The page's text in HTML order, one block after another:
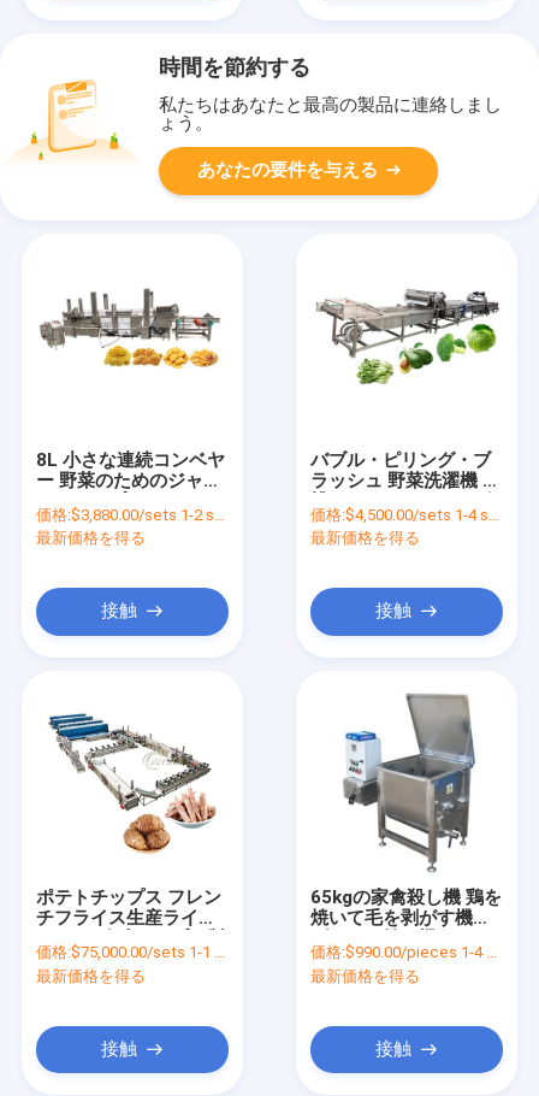
時間を節約する
私たちはあなたと最高の製品に連絡しまし
ょう。
あなたの要件を与える
8L 小さな連続コンベヤ
ー 野菜のためのジャガ
ーマシン
価格:$3,880.00/sets 1-2 sets
最新価格を得る
接触
バブル・ピリング・ブ
ラッシュ 野菜洗濯機 胡
価格:$4,500.00/sets 1-4 sets
最新価格を得る
接触
ポテトチップス フレン
チフライス生産ライン
造機
価格:$75,000.00/sets 1-1 sets
最新価格を得る
接触
65kgの家禽殺し機 鶏を
焼いて毛を剥がす機械
価格:$990.00/pieces 1-4 pieces
最新価格を得る
接触